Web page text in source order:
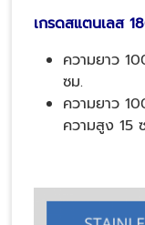
เกรดสแตนเลส
ความยาว
ซม.
ความยาว
ความสูง 15